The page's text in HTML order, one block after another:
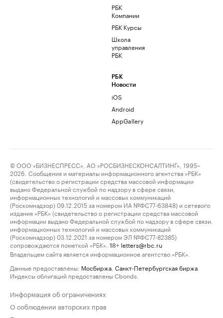
РБК
Компании
РБК Курсы
Школа
управления
РБК
РБК
Новости
iOS
Android
AppGallery
© ООО «БИЗНЕСПРЕСС», АО «РОСБИЗНЕСКОНСАЛТИНГ», 1995–
2026. Сообщения и материалы информационного агентства «РБК»
(свидетельство о регистрации средства массовой информации
выдано Федеральной службой по надзору в сфере связи,
информационных технологий и массовых коммуникаций
(Роскомнадзор) 09.12.2015 за номером ИА №ФС77-63848) и сетевого
издания «РБК» (свидетельство о регистрации средства массовой
информации выдано Федеральной службой по надзору в сфере связи,
информационных технологий и массовых коммуникаций
(Роскомнадзор) 03.12.2021 за номером ЭЛ №ФС77-82385)
сопровождаются пометкой «РБК».
18+ letters@rbc.ru
Владельцем сайта является информационное агентство «РБК».
Данные предоставлены: Мосбиржа Санкт-Петербургская биржа
Индексы облигаций предоставлены Cbonds.
Информация об ограничениях
О соблюдении авторских прав